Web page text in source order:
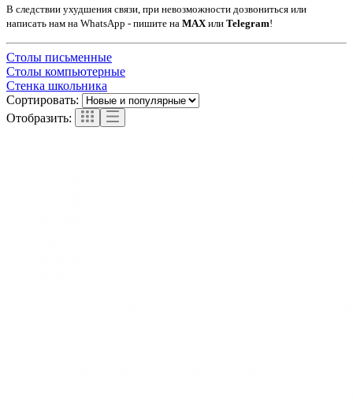
В следствии ухудшения связи, при невозможности дозвониться или
написать нам на WhatsApp - пишите на MAX или Telegram!
Столы письменные
Столы компьютерные
Стенка школьника
Сортировать:
Отобразить: